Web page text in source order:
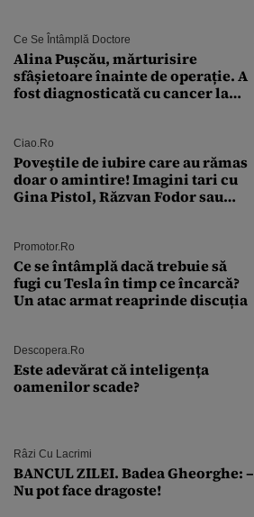
București. Pe ce dată ninge
Ce Se Întâmplă Doctore
Alina Pușcău, mărturisire
sfâșietoare înainte de operație. A
fost diagnosticată cu cancer la
îmi salvez viața”
Ciao.ro
Poveştile de iubire care au rămas
doar o amintire! Imagini tari cu
Gina Pistol, Răzvan Fodor sau
Promotor.ro
Ce se întâmplă dacă trebuie să
fugi cu Tesla în timp ce încarcă?
Un atac armat reaprinde discuția
Descopera.ro
Este adevărat că inteligența
oamenilor scade?
Râzi Cu Lacrimi
BANCUL ZILEI. Badea Gheorghe: –
Nu pot face dragoste!